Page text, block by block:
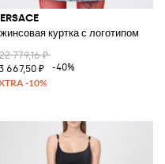
куртка с логотипом
779,16 ₽
667,50 ₽
-40%